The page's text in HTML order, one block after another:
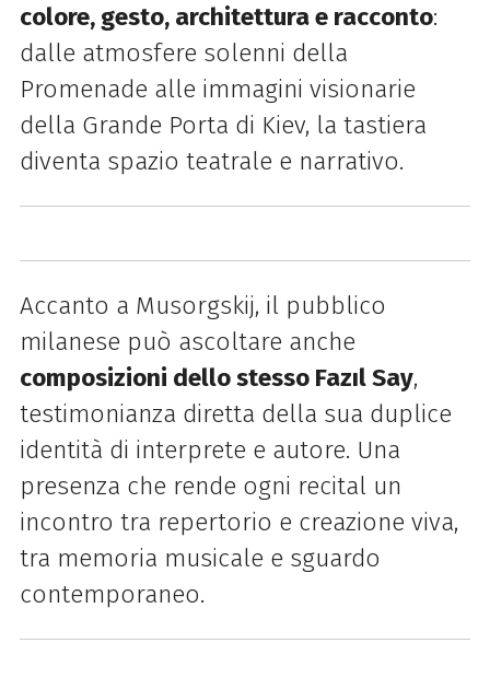
colore, gesto, architettura e racconto:
dalle atmosfere solenni della
Promenade alle immagini visionarie
della Grande Porta di Kiev, la tastiera
diventa spazio teatrale e narrativo.
Accanto a Musorgskij, il pubblico
milanese può ascoltare anche
composizioni dello stesso Fazıl Say,
testimonianza diretta della sua duplice
identità di interprete e autore. Una
presenza che rende ogni recital un
incontro tra repertorio e creazione viva,
tra memoria musicale e sguardo
contemporaneo.